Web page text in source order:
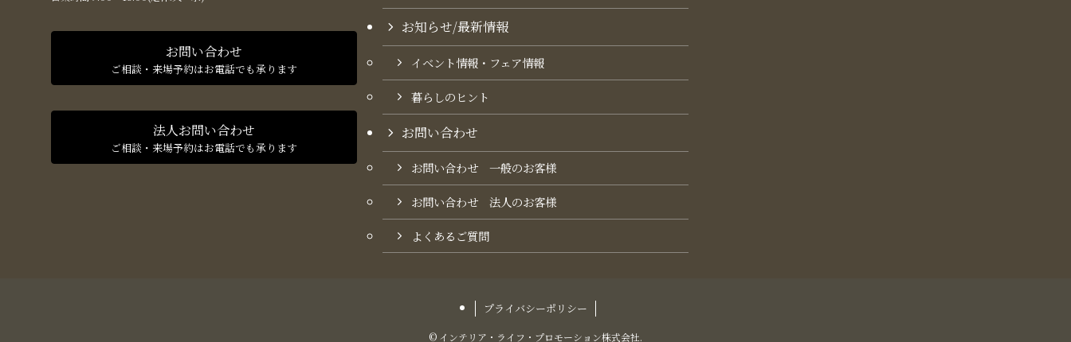
お問い合わせ
ご相談・来場予約はお電話でも承ります
法人お問い合わせ
ご相談・来場予約はお電話でも承ります
お知らせ/最新情報
イベント情報・フェア情報
暮らしのヒント
お問い合わせ
お問い合わせ 一般のお客様
お問い合わせ 法人のお客様
よくあるご質問
プライバシーポリシー
© インテリア・ライフ・プロモーション株式会社.